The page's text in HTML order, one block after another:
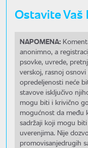
Ostavite Vaš
NAPOMENA:
anonimno, a
psovke, uvrede,
verskoj, rasnoj
opredeljenosti neće
stavove isključivo
mogu biti i krivično
mogućnost da među
sadržaji koji mogu
uverenjima. Nije
promovisanjedrugih